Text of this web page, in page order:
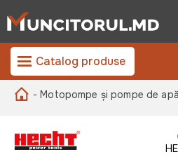
Catalog produse
- Motopompe și pompe de apă